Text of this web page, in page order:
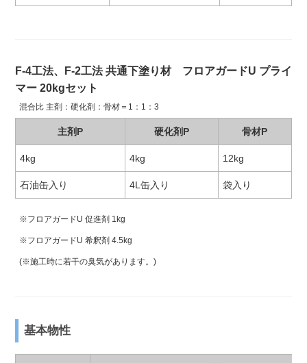
F-4工法、F-2工法 共通下塗り材 フロアガードU プライ
マー 20kgセット
混合比 主剤：硬化剤：骨材＝1：1：3
主剤P 硬化剤P 骨材P
4kg 4kg 12kg
石油缶入り 4L缶入り 袋入り
※フロアガードU 促進剤 1kg
※フロアガードU 希釈剤 4.5kg
(※施工時に若干の臭気があります。)
基本物性